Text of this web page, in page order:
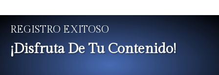
REGISTRO EXITOSO
¡Disfruta De Tu Contenido!